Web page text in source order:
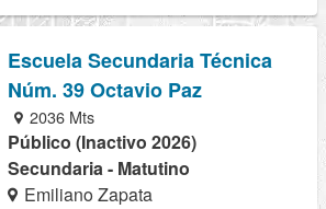
Escuela Secundaria Técnica
Núm. 39 Octavio Paz
2036 Mts
Público (Inactivo 2026)
Secundaria - Matutino
Emiliano Zapata